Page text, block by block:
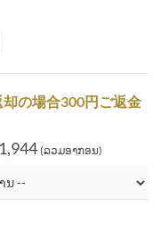
の場合300円ご返金
(ລວມອາກອນ)